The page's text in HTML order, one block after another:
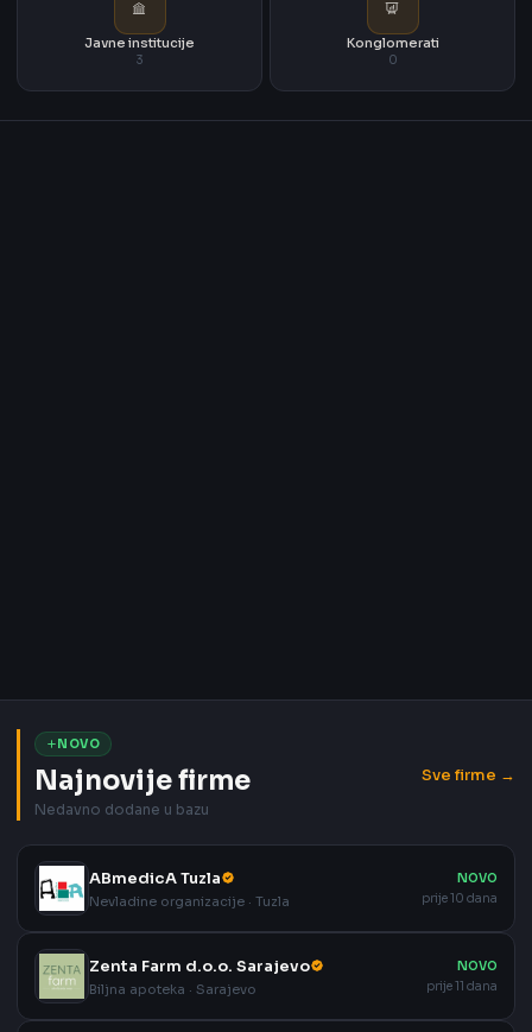
Javne institucije
3
Konglomerati
0
NOVO
Najnovije firme
Nedavno dodane u bazu
Sve firme →
ABmedicA Tuzla
Nevladine organizacije · Tuzla
NOVO
prije 10 dana
Zenta Farm d.o.o. Sarajevo
Biljna apoteka · Sarajevo
NOVO
prije 11 dana